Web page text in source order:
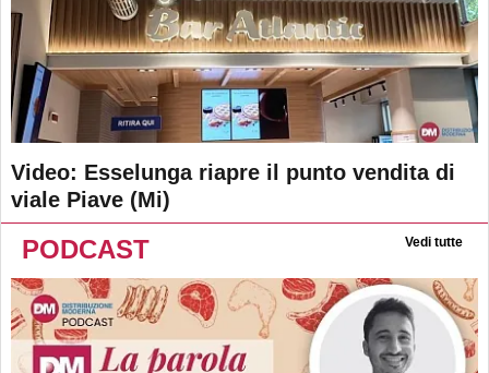
Video: Esselunga riapre il punto vendita di
viale Piave (Mi)
PODCAST Vedi tutte